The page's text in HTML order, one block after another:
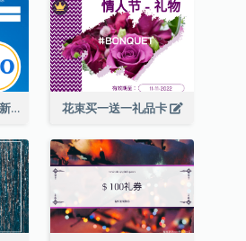
黄色和蓝色气球照片新年礼品卡 花束买一送一礼品卡